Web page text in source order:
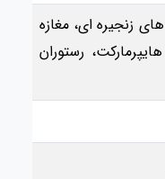
زنجیره ای، مغازه
رستوران